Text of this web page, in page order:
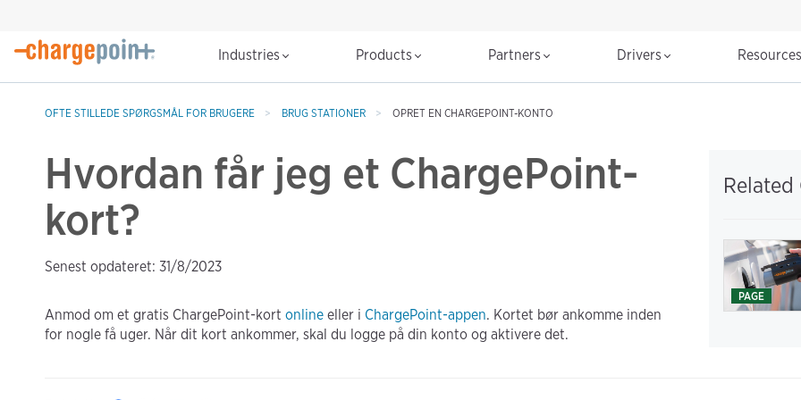
Industries Products Partners Drivers
OFTE STILLEDE SPØRGSMÅL FOR BRUGERE BRUG STATIONER OPRET EN CHARGEPOINT-KONTO
Hvordan får jeg et ChargePoint-
kort?
Senest opdateret: 31/8/2023
Anmod om et gratis ChargePoint-kort online eller i ChargePoint-appen. Kortet bør ankomme inden
for nogle få uger. Når dit kort ankommer, skal du logge på din konto og aktivere det.
PAGE